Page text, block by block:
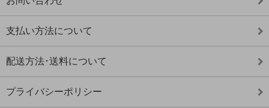
支払い方法について
配送方法･送料について
プライバシーポリシー